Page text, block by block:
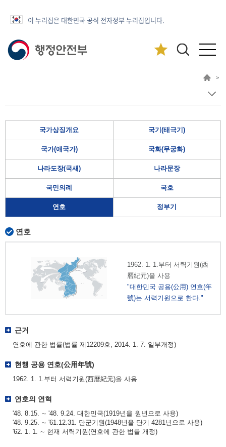
이 누리집은 대한민국 공식 전자정부 누리집입니다.
>
국가상징개요 국기(태극기)
국가(애국가) 국화(무궁화)
나라도장(국새) 나라문장
국민의례 국호
연호 정부기
연호
1962. 1. 1.부터 서력기원(西
曆紀元)을 사용
"대한민국 공용(公用) 연호(年
號)는 서력기원으로 한다."
근거
연호에 관한 법률(법률 제12209호, 2014. 1. 7. 일부개정)
현행 공용 연호(公用年號)
1962. 1. 1.부터 서력기원(西曆紀元)을 사용
연호의 연혁
'48. 8.15. ∼ '48. 9.24. 대한민국(1919년을 원년으로 사용)
'48. 9.25. ∼ '61.12.31. 단군기원(1948년을 단기 4281년으로 사용)
'62. 1. 1. ∼ 현재 서력기원(연호에 관한 법률 개정)